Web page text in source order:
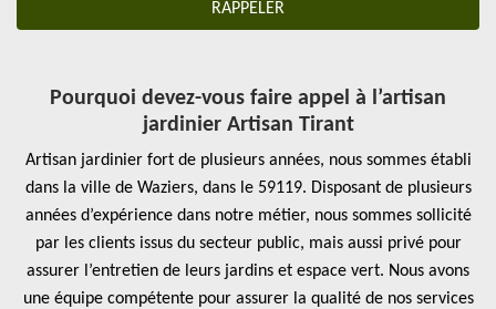
Pourquoi devez-vous faire appel à l’artisan
jardinier Artisan Tirant
Artisan jardinier fort de plusieurs années, nous sommes établi
dans la ville de Waziers, dans le 59119. Disposant de plusieurs
années d’expérience dans notre métier, nous sommes sollicité
par les clients issus du secteur public, mais aussi privé pour
assurer l’entretien de leurs jardins et espace vert. Nous avons
une équipe compétente pour assurer la qualité de nos services